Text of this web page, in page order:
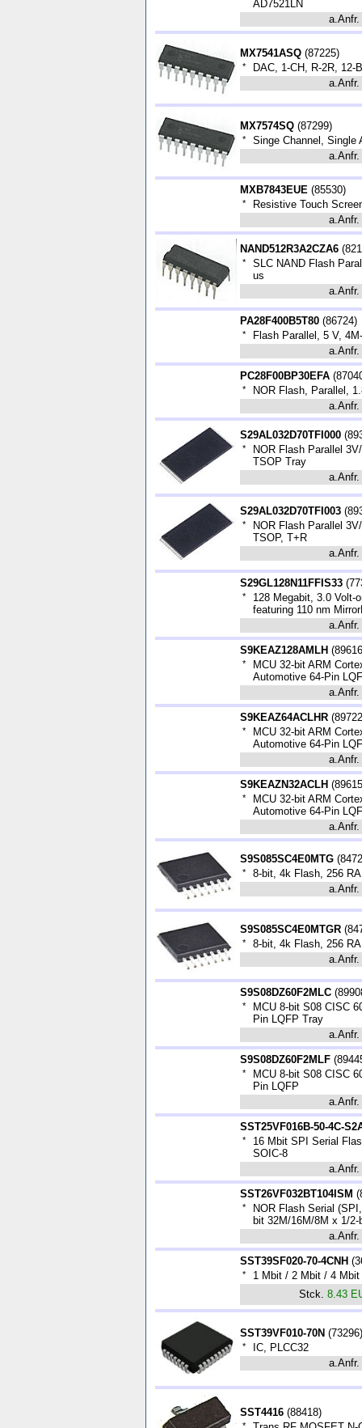
AD7521LN
a.Anfr.
MX7541ASQ (87225)
*
DAC, 1-CH, R-2R, 12-
a.Anfr.
MX7574SQ (87299)
*
Singe Channel, Single
a.Anfr.
MXB7843EUE (85530)
*
Resistive Touch
a.Anfr.
NAND512R3A2CZA6 (
*
SLC NAND Flash
us
a.Anfr.
PA28F400B5T80 (86724)
*
Flash Parallel, 5 V,
a.Anfr.
PC28F00BP30EFA (
*
NOR Flash, Parallel,
a.Anfr.
S29AL032D70TFI000 (
*
NOR Flash Parallel
TSOP Tray
a.Anfr.
S29AL032D70TFI003 (
*
NOR Flash Parallel
TSOP, T+R
a.Anfr.
S29GL128N11FFIS33 (
*
128 Megabit, 3.0 Volt-
featuring 110 nm
a.Anfr.
S9KEAZ128AMLH (89616
*
MCU 32-bit ARM
Automotive 64-Pin
a.Anfr.
S9KEAZ64ACLHR (89722
*
MCU 32-bit ARM
Automotive 64-Pin
a.Anfr.
S9KEAZN32ACLH (89615
*
MCU 32-bit ARM
Automotive 64-Pin
a.Anfr.
S9S085SC4E0MTG (
*
8-bit, 4k Flash, 256
a.Anfr.
S9S085SC4E0MTGR (
*
8-bit, 4k Flash, 256
a.Anfr.
S9S08DZ60F2MLC (
*
MCU 8-bit S08 CISC
Pin LQFP Tray
a.Anfr.
S9S08DZ60F2MLF (
*
MCU 8-bit S08 CISC
Pin LQFP
a.Anfr.
SST25VF016B-50-4C-
*
16 Mbit SPI Serial
SOIC-8
a.Anfr.
SST26VF032BT104ISM (
*
NOR Flash Serial
bit 32M/16M/8M x 1/
a.Anfr.
SST39SF020-70-4CNH (
*
1 Mbit / 2 Mbit / 4
Stck. 8.43
SST39VF010-70N (73296)
*
IC, PLCC32
a.Anfr.
SST4416 (88418)
*